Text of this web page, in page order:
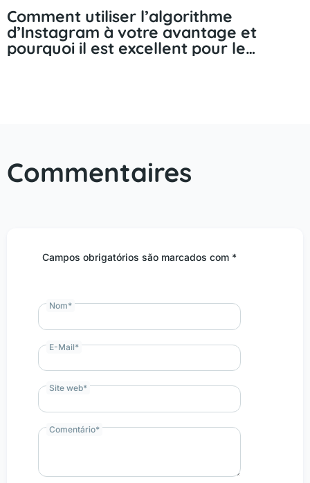
Comment utiliser l’algorithme
d’Instagram à votre avantage et
pourquoi il est excellent pour le
Commentaires
Campos obrigatórios são marcados com *
Comentário*
Nom*
E-Mail*
Site web*